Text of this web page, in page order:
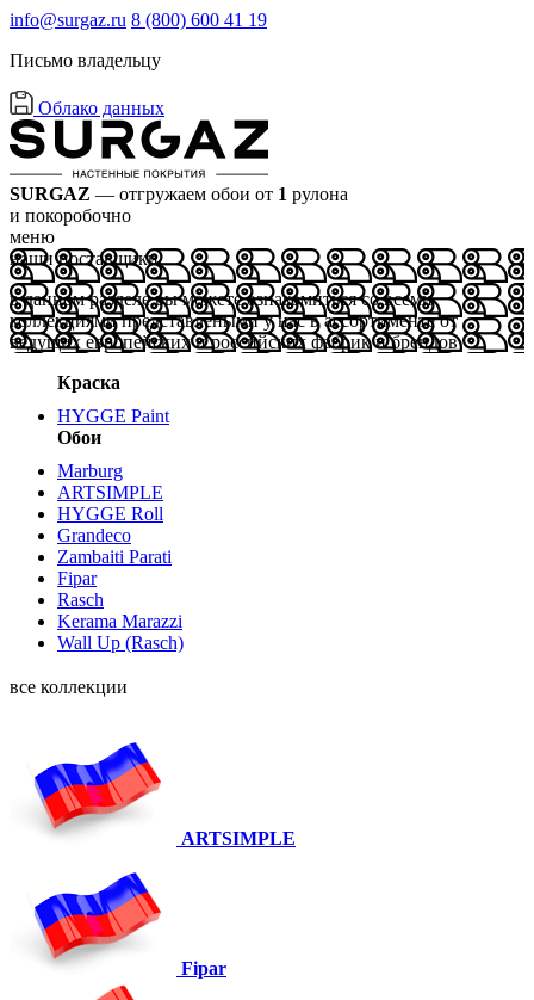
info@surgaz.ru 8 (800) 600 41 19
Письмо владельцу
Облако данных
SURGAZ — отгружаем обои от 1 рулона
и покоробочно
меню
наши поставщики
в данном разделе вы можете ознакомиться со всеми
коллекциями представлеными у нас в ассортименте от
ведущих европейских и российских фабрик и брендов
Краска
HYGGE Paint
Обои
Marburg
ARTSIMPLE
HYGGE Roll
Grandeco
Zambaiti Parati
Fipar
Rasch
Kerama Marazzi
Wall Up (Rasch)
все коллекции
ARTSIMPLE
Fipar